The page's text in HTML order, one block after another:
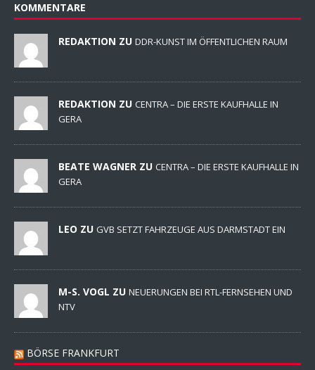
KOMMENTARE
REDAKTION ZU DDR-KUNST IM ÖFFENTLICHEN RAUM
REDAKTION ZU CENTRA – DIE ERSTE KAUFHALLE IN
GERA
BEATE WAGNER ZU CENTRA – DIE ERSTE KAUFHALLE IN
GERA
LEO ZU GVB SETZT FAHRZEUGE AUS DARMSTADT EIN
M-S. VOGL ZU NEUERUNGEN BEI RTL-FERNSEHEN UND
NTV
BÖRSE FRANKFURT